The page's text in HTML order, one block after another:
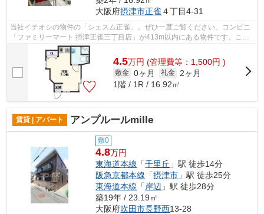
大阪府摂津市正雀 ４丁目4-31
当社イチオシの物件の「シェスム正雀」。ぜひ一度ご覧ください。コンビニ
「ファミリーマート 摂津正雀三丁目店」が413m以内にある物件です。この
物件は内観も綺麗で設備も充実した、20...
4.5万円 (管理費等：1,500円 )
敷金 0ヶ月 礼金
2ヶ月
1階 / 1R / 16.92㎡
賃貸 | アパート アンプルールmille
敷0
4.8万円
東海道本線 「千里丘 」駅 徒歩14分
阪急京都本線 「摂津市 」駅 徒歩25分
東海道本線 「 岸辺 」駅 徒歩28分
築19年 / 23.19㎡
大阪府吹田市長野西13-28